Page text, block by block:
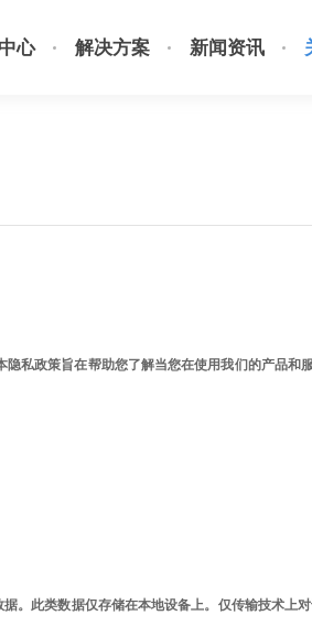
心 解决方案 新闻资讯
私政策旨在帮助您了解当您在使用我们的产品和
。此类数据仅存储在本地设备上。仅传输技术上